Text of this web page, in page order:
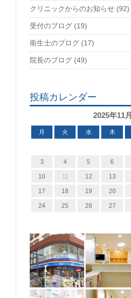
クリニックからのお知らせ (92)
受付のブログ (19)
衛生士のブログ (17)
院長のブログ (49)
投稿カレンダー
2025年11月
月 火 水 木
3 4 5 6
10 11 12 13
17 18 19 20
24 25 26 27